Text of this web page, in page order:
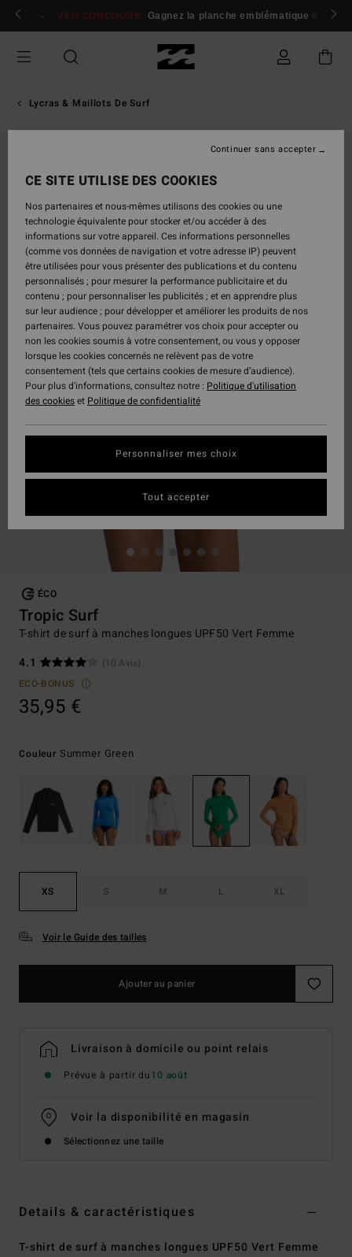
Passer
Se connecter / s'inscrire
JEU CONCOURS Gagnez la planche emblématique d'Andy
Lycras & Maillots De Surf
ÉCO
Tropic Surf
T-shirt de surf à manches longues UPF50 Vert Femme
4.1
(10 Avis)
ECO-BONUS
35,95 €
Couleur Summer Green
XS S M L XL
Voir le Guide des tailles
Ajouter au panier
Livraison à domicile ou point relais
Prévue à partir du10 août
Voir la disponibilité en magasin
Sélectionnez une taille
Details & caractéristiques
T-shirt de surf à manches longues UPF50 Vert Femme
CE SITE UTILISE DES COOKIES
Nos partenaires et nous-mêmes utilisons des cookies ou une
technologie équivalente pour stocker et/ou accéder à des
informations sur votre appareil. Ces informations personnelles
(comme vos données de navigation et votre adresse IP) peuvent
être utilisées pour vous présenter des publications et du contenu
personnalisés ; pour mesurer la performance publicitaire et du
contenu ; pour personnaliser les publicités ; et en apprendre plus
sur leur audience ; pour développer et améliorer les produits de nos
partenaires. Vous pouvez paramétrer vos choix pour accepter ou
non les cookies soumis à votre consentement, ou vous y opposer
lorsque les cookies concernés ne relèvent pas de votre
consentement (tels que certains cookies de mesure d’audience).
Pour plus d'informations, consultez notre : Politique d'utilisation
des cookieset Politique de confidentialité
Personnaliser mes choix
Continuer sans accepter
Tout accepter